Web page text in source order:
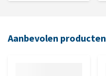
Aanbevolen producten